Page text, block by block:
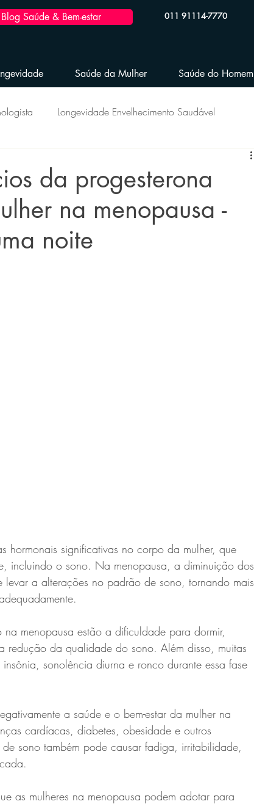
Blog Saúde & Bem-estar 011 91114-7770
Saúde da Mulher Saúde do Homem
Longevidade Envelhecimento Saudável
Performance Esportiva
da progesterona
na menopausa -
noite
hormonais significativas no corpo da mulher, que
incluindo o sono. Na menopausa, a diminuição dos
levar a alterações no padrão de sono, tornando mais
na menopausa estão a dificuldade para dormir,
redução da qualidade do sono. Além disso, muitas
sonolência diurna e ronco durante essa fase
a saúde e o bem-estar da mulher na
cardíacas, diabetes, obesidade e outros
sono também pode causar fadiga, irritabilidade,
as mulheres na menopausa podem adotar para